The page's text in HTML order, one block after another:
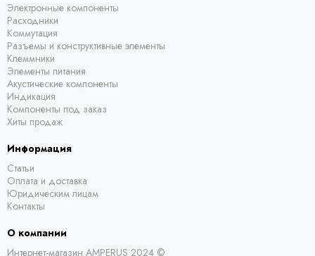
Электронные компоненты
Расходники
Коммутация
Разъемы и конструктивные элементы
Клеммники
Элементы питания
Акустические компоненты
Индикация
Компоненты под заказ
Хиты продаж
Информация
Статьи
Оплата и доставка
Юридическим лицам
Контакты
О компании
Интернет-магазин AMPERUS 2024 ©